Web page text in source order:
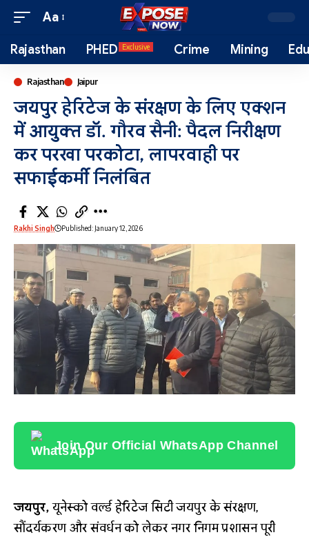
Aa
Rajasthan PHED Exclusive Crime Mining
Rajasthan Jaipur
जयपुर हेरिटेज के संरक्षण के लिए एक्शन
में आयुक्त डॉ. गौरव सैनी: पैदल निरीक्षण
कर परखा परकोटा, लापरवाही पर
सफाईकर्मी निलंबित
Rakhi Singh Published: January 12, 2026
Join Our Official WhatsApp Channel
जयपुर,यूनेस्को वर्ल्ड हेरिटेज सिटी जयपुर के संरक्षण,
सौंदर्यकरण और संवर्धन को लेकर नगर निगम प्रशासन पूरी